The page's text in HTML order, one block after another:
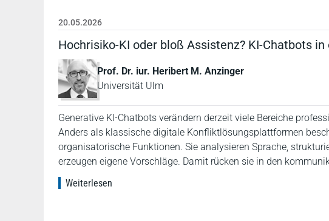
20.05.2026
Hochrisiko-KI oder bloß Assistenz? KI-Chatbots
Prof. Dr. iur. Heribert M. Anzinger
Universität Ulm
Generative KI-Chatbots verändern derzeit viele Bereiche
Anders als klassische digitale Konfliktlösungsplattformen
organisatorische Funktionen. Sie analysieren Sprache,
erzeugen eigene Vorschläge. Damit rücken sie in den
Weiterlesen